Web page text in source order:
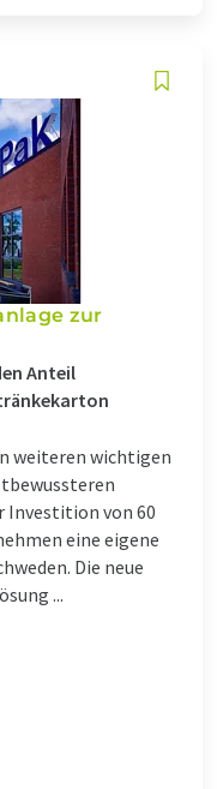
zur
Anteil
weiteren wichtigen
Investition von 60
eine eigene
Die neue
...